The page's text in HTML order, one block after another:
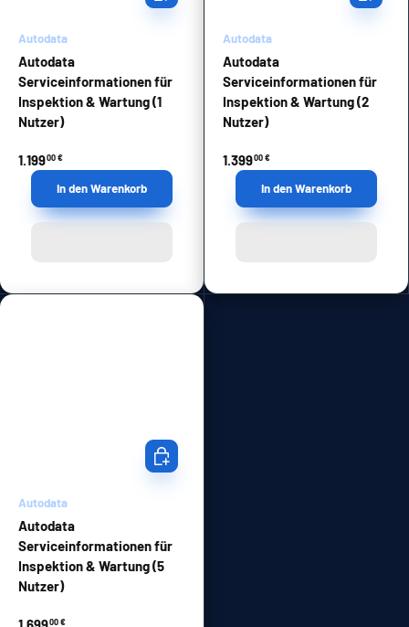
Autodata
Autodata
Serviceinformationen für
Inspektion & Wartung (1
Nutzer)
1.19900 €
In den Warenkorb
Autodata
Autodata
Serviceinformationen für
Inspektion & Wartung (2
Nutzer)
1.39900 €
In den Warenkorb
Autodata
Autodata
Serviceinformationen für
Inspektion & Wartung (5
Nutzer)
00 €
In den Warenkorb